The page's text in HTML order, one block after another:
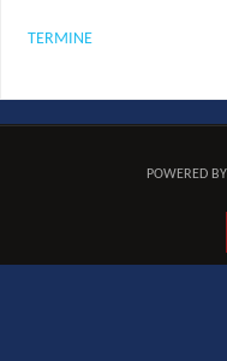
TERMINE
POWERED BY